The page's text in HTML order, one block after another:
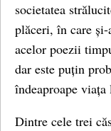
societatea
plăceri, în care
acelor poezii
dar este puțin
îndeaproape
Dintre cele trei